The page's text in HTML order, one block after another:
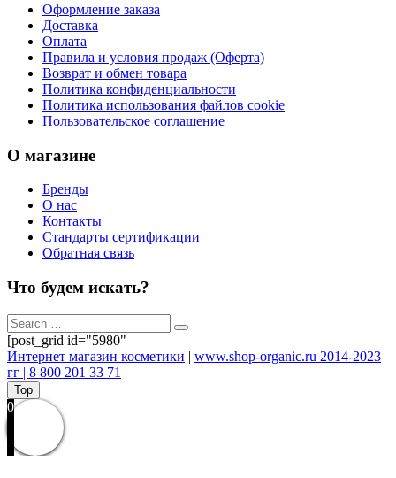
Оформление заказа
Доставка
Оплата
Правила и условия продаж (Оферта)
Возврат и обмен товара
Политика конфиденциальности
Политика использования файлов cookie
Пользовательское соглашение
О магазине
Бренды
О нас
Контакты
Стандарты сертификации
Обратная связь
Что будем искать?
[post_grid id="5980"
Интернет магазин косметики | www.shop-organic.ru 2014-2023
гг | 8 800 201 33 71
Top
0